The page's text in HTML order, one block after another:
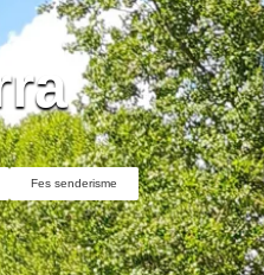
Fes senderisme